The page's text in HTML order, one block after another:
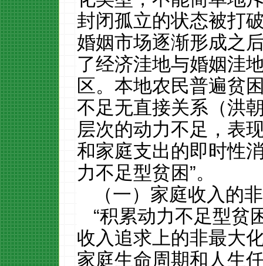
封闭孤立的状态被打
婚姻市场逐渐形成之
了经济洼地与婚姻洼
区。本地农民普遍贫
不足无直接关系（洪
层次的动力不足，表
和家庭支出的即时性
力不足型贫困”。
（一）家庭收入的
“积累动力不足型贫
收入追求上的非最大
家庭生命周期和人生